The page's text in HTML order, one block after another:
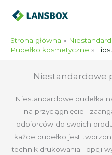
Strona główna
Pudełko kosmetyczne
Niestandardowe
Niestandardowe pudełka
na przyciągnięcie i
odbiorców do swoich
każde pudełko jest
technik drukowania i opcji